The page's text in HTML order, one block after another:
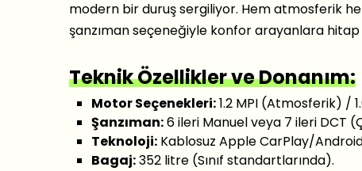
modern bir duruş sergiliyor. Hem atmosferik
şanzıman seçeneğiyle konfor arayanlara hitap
Teknik Özellikler ve Donanım:
Motor Seçenekleri:1.2 MPI (Atmosferik) /
Şanzıman:6 ileri Manuel veya 7 ileri DCT
Teknoloji: Kablosuz Apple CarPlay/
Bagaj:352 litre (Sınıf standartlarında).